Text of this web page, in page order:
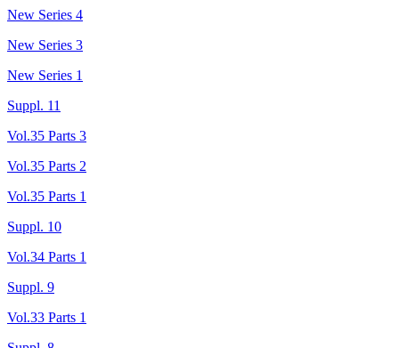
New Series 4
New Series 3
New Series 1
Suppl. 11
Vol.35 Parts 3
Vol.35 Parts 2
Vol.35 Parts 1
Suppl. 10
Vol.34 Parts 1
Suppl. 9
Vol.33 Parts 1